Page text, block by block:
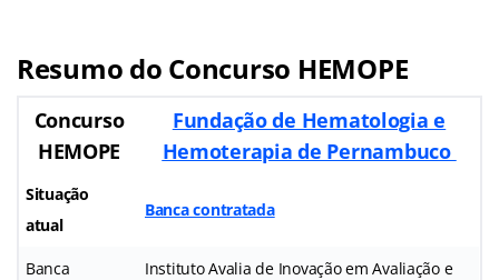
Resumo do Concurso HEMOPE
Concurso
HEMOPE
Fundação de Hematologia e
Hemoterapia de Pernambuco
Situação
atual
Banca contratada
Banca
Instituto Avalia de Inovação em Avaliação e